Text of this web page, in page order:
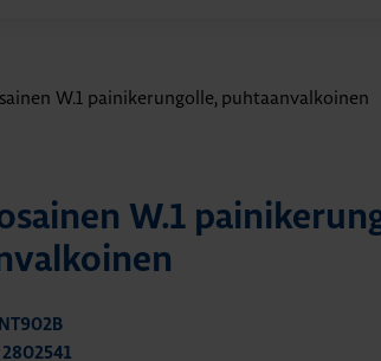
W.1 painikerungolle, puhtaanvalkoinen
W.1